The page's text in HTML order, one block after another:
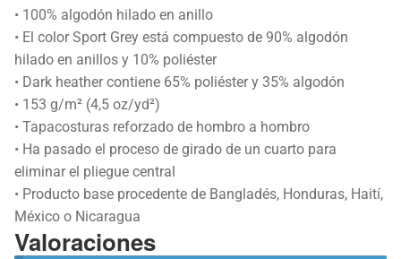
• 100% algodón hilado en anillo
• El color Sport Grey está compuesto de 90% algodón
hilado en anillos y 10% poliéster
• Dark heather contiene 65% poliéster y 35% algodón
• 153 g/m² (4,5 oz/yd²)
• Tapacosturas reforzado de hombro a hombro
• Ha pasado el proceso de girado de un cuarto para
eliminar el pliegue central
• Producto base procedente de Bangladés, Honduras, Haití,
México o Nicaragua
Valoraciones